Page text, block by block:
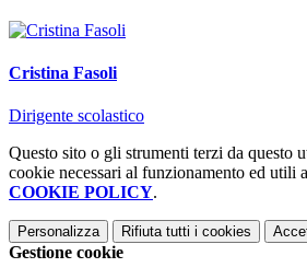
Cristina Fasoli
Dirigente scolastico
Questo sito o gli strumenti terzi da questo
cookie necessari al funzionamento ed utili
COOKIE POLICY.
Personalizza Rifiuta tutti i cookies
Gestione cookie